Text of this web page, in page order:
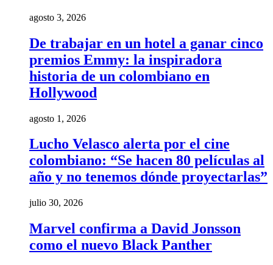
agosto 3, 2026
De trabajar en un hotel a ganar cinco
premios Emmy: la inspiradora
historia de un colombiano en
Hollywood
agosto 1, 2026
Lucho Velasco alerta por el cine
colombiano: “Se hacen 80 películas al
año y no tenemos dónde proyectarlas”
julio 30, 2026
Marvel confirma a David Jonsson
como el nuevo Black Panther